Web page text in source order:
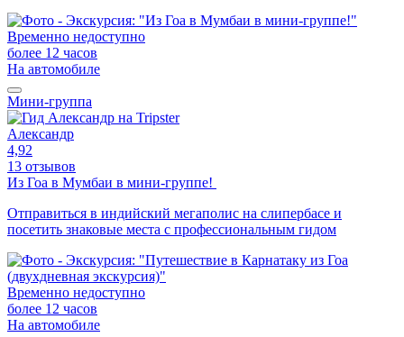
Временно недоступно
более 12 часов
На автомобиле
Мини-группа
Александр
4,92
13 отзывов
Из Гоа в Мумбаи в мини-группе!
Отправиться в индийский мегаполис на слипербасе и
посетить знаковые места с профессиональным гидом
Временно недоступно
более 12 часов
На автомобиле